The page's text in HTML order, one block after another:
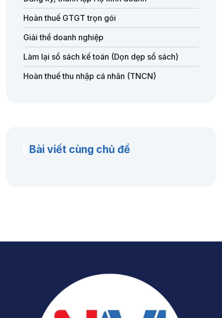
Hoàn thuế GTGT trọn gói
Giải thể doanh nghiệp
Làm lại sổ sách kế toán (Dọn dẹp sổ sách)
Hoàn thuế thu nhập cá nhân (TNCN)
Bài viết cùng chủ đề